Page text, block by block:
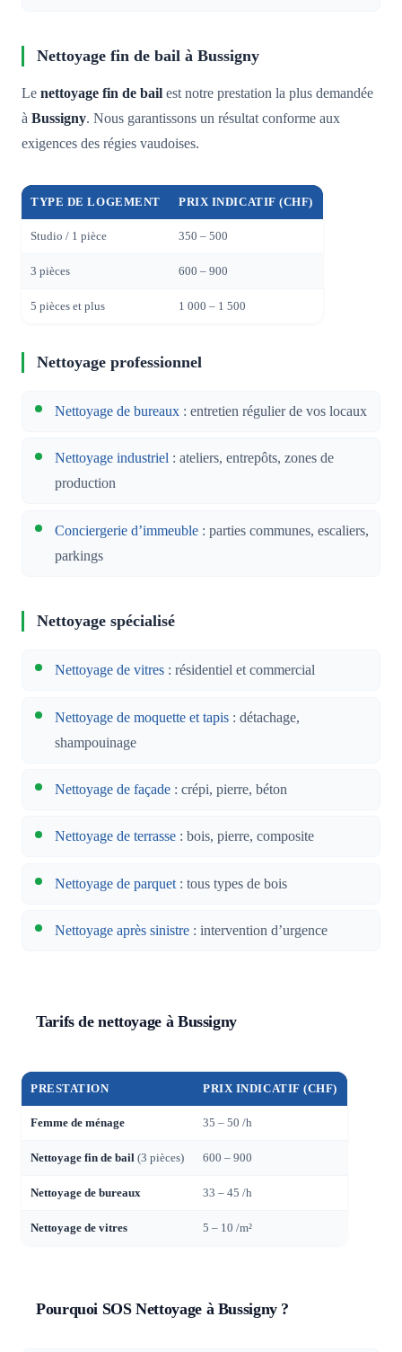
Nettoyage fin de bail à Bussigny
Le nettoyage fin de bail est notre prestation la plus demandée
à Bussigny. Nous garantissons un résultat conforme aux
exigences des régies vaudoises.
TYPE DE LOGEMENT PRIX INDICATIF (CHF)
Studio / 1 pièce 350 – 500
3 pièces 600 – 900
5 pièces et plus 1 000 – 1 500
Nettoyage professionnel
Nettoyage de bureaux : entretien régulier de vos locaux
Nettoyage industriel : ateliers, entrepôts, zones de
production
Conciergerie d’immeuble : parties communes, escaliers,
parkings
Nettoyage spécialisé
Nettoyage de vitres : résidentiel et commercial
Nettoyage de moquette et tapis : détachage,
shampouinage
Nettoyage de façade : crépi, pierre, béton
Nettoyage de terrasse : bois, pierre, composite
Nettoyage de parquet: tous types de bois
Nettoyage après sinistre : intervention d’urgence
Tarifs de nettoyage à Bussigny
PRESTATION PRIX INDICATIF (CHF)
Femme de ménage 35 – 50 /h
Nettoyage fin de bail (3 pièces) 600 – 900
Nettoyage de bureaux 33 – 45 /h
Nettoyage de vitres 5 – 10 /m²
Pourquoi SOS Nettoyage à Bussigny ?